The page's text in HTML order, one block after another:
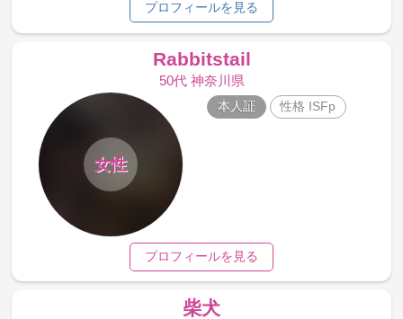
プロフィールを見る
Rabbitstail
50代 神奈川県
女性
本人証 性格 ISFp
プロフィールを見る
柴犬